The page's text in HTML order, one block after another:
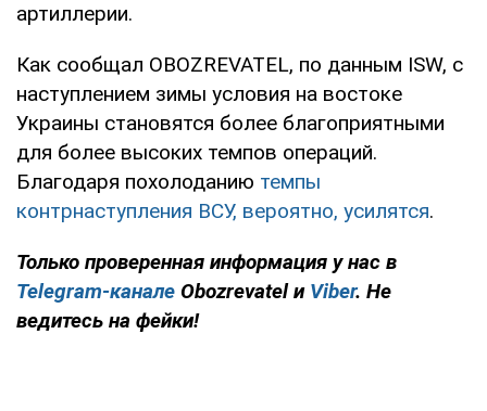
артиллерии.
Как сообщал OBOZREVATEL, по данным ISW, с
наступлением зимы условия на востоке
Украины становятся более благоприятными
для более высоких темпов операций.
Благодаря похолоданию темпы
контрнаступления ВСУ, вероятно, усилятся.
Только проверенная информация у нас в
Telegram-канале Obozrevatel и Viber. Не
ведитесь на фейки!